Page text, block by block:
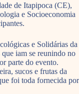
de Itapipoca (CE),
e Socioeconomia
e Solidárias da
iam se reunindo no
parte do evento.
sucos e frutas da
foi toda fornecida por